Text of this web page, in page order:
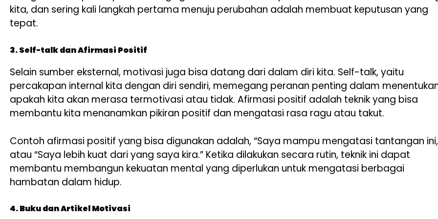
kita, dan sering kali langkah pertama menuju perubahan adalah membuat keputusan yang
tepat.
3. Self-talk dan Afirmasi Positif
Selain sumber eksternal, motivasi juga bisa datang dari dalam diri kita. Self-talk, yaitu
percakapan internal kita dengan diri sendiri, memegang peranan penting dalam
apakah kita akan merasa termotivasi atau tidak. Afirmasi positif adalah teknik yang bisa
membantu kita menanamkan pikiran positif dan mengatasi rasa ragu atau takut.
Contoh afirmasi positif yang bisa digunakan adalah, “Saya mampu mengatasi tantangan
atau “Saya lebih kuat dari yang saya kira.” Ketika dilakukan secara rutin, teknik ini dapat
membantu membangun kekuatan mental yang diperlukan untuk mengatasi berbagai
hambatan dalam hidup.
4. Buku dan Artikel Motivasi